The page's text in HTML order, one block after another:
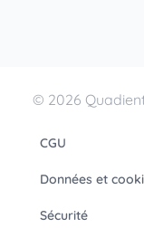
© 2026
CGU
Données et
Sécurité